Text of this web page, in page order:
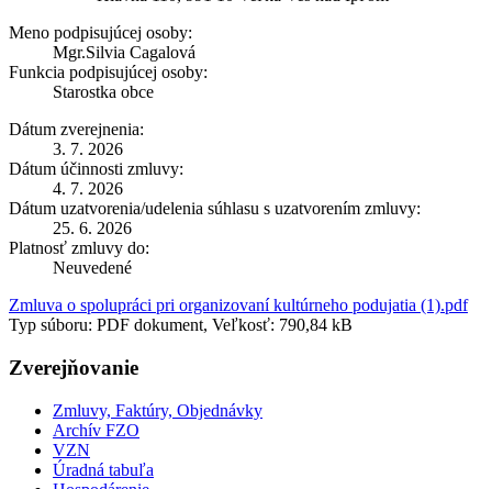
Meno podpisujúcej osoby:
Mgr.Silvia Cagalová
Funkcia podpisujúcej osoby:
Starostka obce
Dátum zverejnenia:
3. 7. 2026
Dátum účinnosti zmluvy:
4. 7. 2026
Dátum uzatvorenia/udelenia súhlasu s uzatvorením zmluvy:
25. 6. 2026
Platnosť zmluvy do:
Neuvedené
Zmluva o spolupráci pri organizovaní kultúrneho podujatia (1).pdf
Typ súboru: PDF dokument, Veľkosť: 790,84 kB
Zverejňovanie
Zmluvy, Faktúry, Objednávky
Archív FZO
VZN
Úradná tabuľa